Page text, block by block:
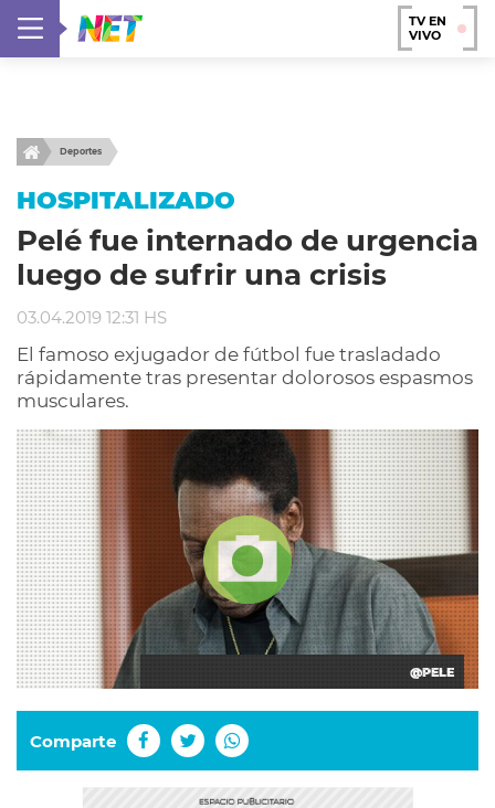
TV EN
VIVO
Deportes
HOSPITALIZADO
Pelé fue internado de urgencia
luego de sufrir una crisis
03.04.2019 12:31 HS
El famoso exjugador de fútbol fue trasladado
rápidamente tras presentar dolorosos espasmos
musculares.
@PELE
Comparte